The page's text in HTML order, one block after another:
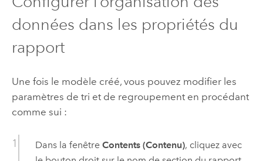
données dans les propriétés du
rapport
Une fois le modèle créé, vous pouvez modifier les
paramètres de tri et de regroupement en procédant
comme sui :
Dans la fenêtre Contents (Contenu), cliquez avec